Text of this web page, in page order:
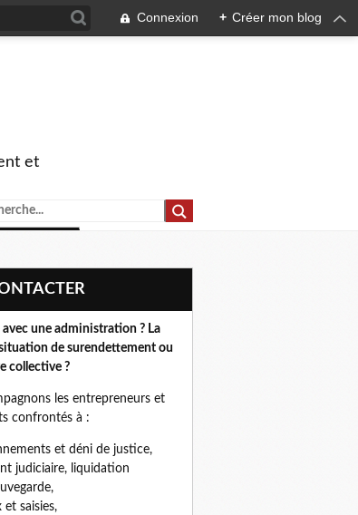
Connexion + Créer mon blog
et
une administration ? La
de surendettement ou
collective ?
les entrepreneurs et
confrontés à :
et déni de justice,
judiciaire, liquidation
saisies,